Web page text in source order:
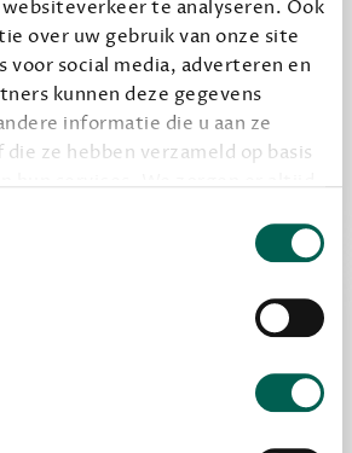
websiteverkeer te analyseren. Ook
over uw gebruik van onze site
voor social media, adverteren en
kunnen deze gegevens
informatie die u aan ze
ze hebben verzameld op basis
en er niet onnodig data van je
persoonsgegevens delen
Free
lezer met 6 boeken
de sluier, zodat je kunt